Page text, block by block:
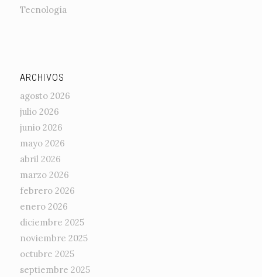
Tecnología
ARCHIVOS
agosto 2026
julio 2026
junio 2026
mayo 2026
abril 2026
marzo 2026
febrero 2026
enero 2026
diciembre 2025
noviembre 2025
octubre 2025
septiembre 2025